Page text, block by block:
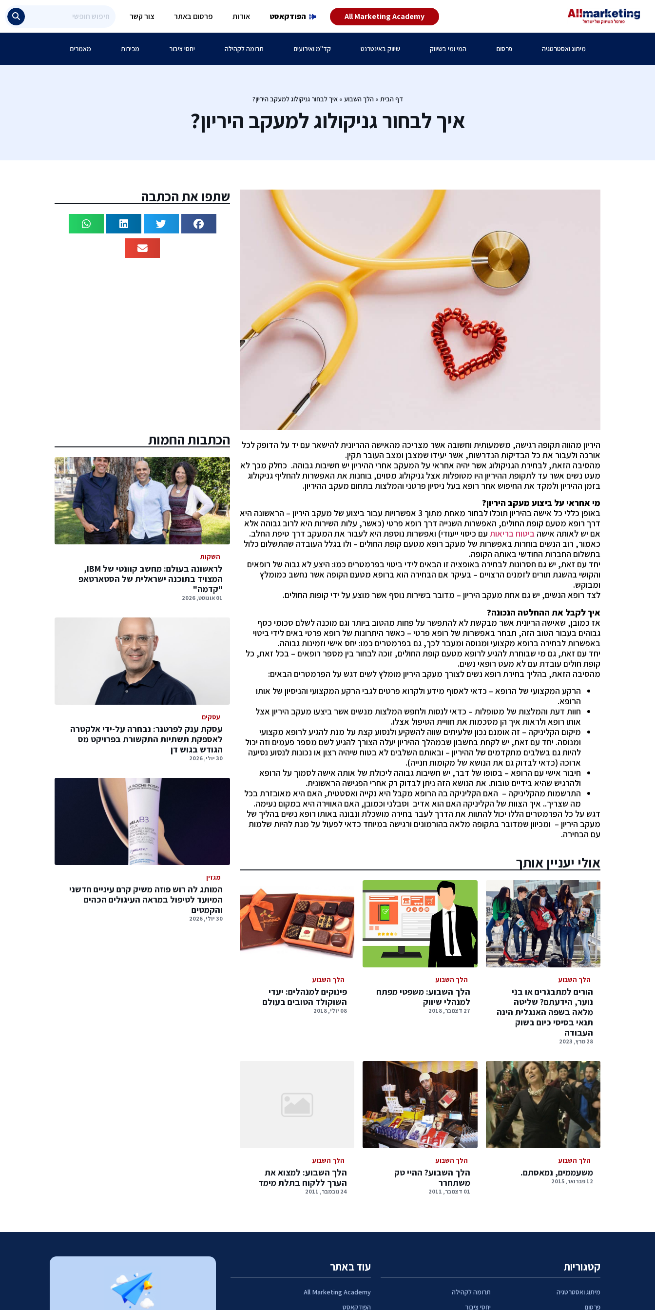
All Marketing Academy הפודקאסט אודות פרסום באתר צור קשר
מיתוג ואסטרטגיה פרסום המי ומי בשיווק שיווק באינטרנט קד"מ ואירועים תרומה לקהילה יחסי ציבור מכירות מאמרים
דף הבית »הלך השבוע »איך לבחור גניקולוג למעקב היריון?
איך לבחור גניקולוג למעקב היריון?
היריון מהווה תקופה רגישה, משמעותית וחשובה אשר מצריכה מהאישה ההריונית להישאר עם יד על הדופק לכל
אורכה ולעבור את כל הבדיקות הנדרשות, אשר יעידו שמצבן ומצב העובר תקין.
מהסיבה הזאת, לבחירת הגניקולוג אשר יהיה אחראי על המעקב אחרי ההיריון יש חשיבות גבוהה. כחלק מכך לא
מעט נשים אשר עד לתקופת ההיריון היו מטופלות אצל גניקולוג מסוים, בוחנות את האפשרות להחליף גניקולוג
בזמן ההיריון ולמקד את החיפוש אחר רופא בעל ניסיון פרטני והמלצות בתחום מעקב ההיריון.
מי אחראי על ביצוע מעקב היריון?
באופן כללי כל אישה בהיריון תוכלו לבחור מאחת מתוך 3 אפשרויות עבור ביצוע של מעקב היריון – הראשונה היא
דרך רופא מטעם קופת החולים, האפשרות השנייה דרך רופא פרטי (כאשר, עלות השירות היא לרוב גבוהה אלא
אם יש לאותה אישה ביטוח בריאות עם כיסוי ייעודי) ואפשרות נוספת היא לעבור את המעקב דרך טיפת החלב.
כאמור, רוב הנשים בוחרות באפשרות של מעקב רופא מטעם קופת החולים – ולו בגלל העובדה שהתשלום כלול
בתשלום החברות החודשי באותה הקופה.
יחד עם זאת, יש גם חסרונות לבחירה באופציה זו הבאים לידי ביטוי בפרמטרים כמו: היצע לא גבוה של רופאים
והקושי בהשגת תורים לזמנים הרצויים – בעיקר אם הבחירה הוא ברופא מטעם הקופה אשר נחשב כמומלץ
ומבוקש.
לצד רופא הנשים, יש גם אחת מעקב היריון – מדובר בשירות נוסף אשר מוצע על ידי קופות החולים.
איך לקבל את ההחלטה הנכונה?
אז כמובן, שאישה הריונית אשר מבקשת לא להתפשר על פחות מהטוב ביותר וגם מוכנה לשלם סכומי כסף
גבוהים בעבור הטוב הזה, תבחר באפשרות של רופא פרטי – כאשר היתרונות של רופא פרטי באים לידי ביטוי
באפשרות לבחירה ברופא מקצועי ומנוסה ומעבר לכך, גם בפרמטרים כמו: יחס אישי וזמינות גבוהה.
יחד עם זאת, גם מי שבוחרת להגיע לרופא מטעם קופת החולים, זוכה לבחור בין מספר רופאים – בכל זאת, כל
קופת חולים עובדת עם לא מעט רופאי נשים.
מהסיבה הזאת, בהליך בחירת רופא נשים לצורך מעקב היריון מומלץ לשים דגש על הפרמטרים הבאים:
הרקע המקצועי של הרופא – כדאי לאסוף מידע ולקרוא פרטים לגבי הרקע המקצועי והניסיון של אותו
הרופא.
חוות דעת והמלצות של מטופלות – כדאי לנסות ולחפש המלצות מנשים אשר ביצעו מעקב היריון אצל
אותו רופא ולראות איך הן מסכמות את חוויית הטיפול אצלו.
מיקום הקליניקה – זה אומנם נכון שלעיתים שווה להשקיע ולנסוע קצת על מנת להגיע לרופא מקצועי
ומנוסה. יחד עם זאת, יש לקחת בחשבון שבמהלך ההיריון יעלה הצורך להגיע לשם מספר פעמים וזה יכול
להיות גם בשלבים מתקדמים של ההיריון – ובאותם השלבים לא בטוח שיהיה רצון או נכונות לנסוע נסיעה
ארוכה (כדאי לבדוק גם את הנושא של מקומות חנייה).
חיבור אישי עם הרופא – בסופו של דבר, יש חשיבות גבוהה ליכולת של אותה אישה לסמוך על הרופא
ולהרגיש שהיא בידיים טובות. את הנושא הזה ניתן לבדוק רק אחרי הפגישה הראשונית.
התרשמות מהקליניקה – האם הקליניקה בה הרופא מקבל היא נקייה ואסטטית, האם היא מאובזרת בכל
מה שצריך.. איך הצוות של הקליניקה האם הוא אדיב וסבלני וכמובן, האם האווירה היא במקום נעימה.
דגש על כל הפרמטרים הללו יכול להתוות את הדרך לעבר בחירה מושכלת ונבונה באותו רופא נשים בהליך של
מעקב היריון – ומכיוון שמדובר בתקופה מלאה בהורמונים ורגישה במיוחד כדאי לפעול על מנת להיות שלמות
עם הבחירה.
אולי יעניין אותך
הלך השבוע
הורים למתבגרים או בני
נוער, הידעתם? שליטה
מלאה בשפה האנגלית הינה
תנאי בסיסי כיום בשוק
העבודה
28 מרץ, 2023
הלך השבוע
הלך השבוע: משפטי מפתח
למנהלי שיווק
27 דצמבר, 2018
הלך השבוע
פינוקים למנהלים: יעדי
השוקולד הטובים בעולם
08 יולי, 2018
הלך השבוע
משעממים, נמאסתם.
12 פברואר, 2015
הלך השבוע
הלך השבוע? ההיי טק
משתחרר
01 דצמבר, 2011
הלך השבוע
הלך השבוע: למצוא את
הערך ללקוח בתלת מימד
24 נובמבר, 2011
שתפו את הכתבה
הכתבות החמות
השקות
לראשונה בעולם: מחשב קוונטי של IBM,
המצויד בתוכנה ישראלית של הסטארטאפ
"קדמה"
01 אוגוסט, 2026
עסקים
עסקת ענק לפרטנר: נבחרה על-ידי אלקטרה
לאספקת תשתיות התקשורת בפרויקט מס
הגודש בגוש דן
30 יולי, 2026
מגזין
המותג לה רוש פוזה משיק קרם עיניים חדשני
המיועד לטיפול במראה העיגולים הכהים
והקמטים
30 יולי, 2026
קטגוריות
מיתוג ואסטרטגיה
פרסום
תרומה לקהילה
יחסי ציבור
עוד באתר
All Marketing Academy
הפודקאסט